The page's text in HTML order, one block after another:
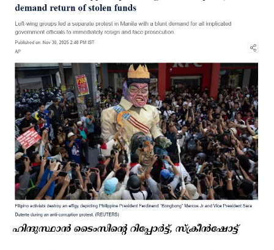
ഹിന്ദുസ്ഥാൻ ടൈംസിന്റെ റിപ്പോർട്ട്, സ്ക്രീൻഷോട്ട്